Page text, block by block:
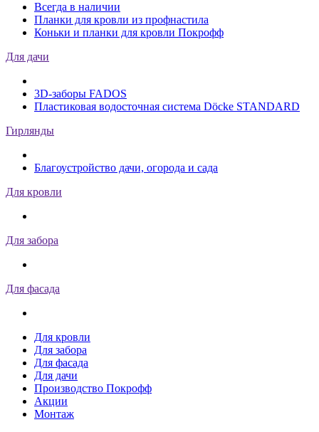
Всегда в наличии
Планки для кровли из профнастила
Коньки и планки для кровли Покрофф
Для дачи
3D-заборы FADOS
Пластиковая водосточная система Döcke STANDARD
Гирлянды
Благоустройство дачи, огорода и сада
Для кровли
Для забора
Для фасада
Для кровли
Для забора
Для фасада
Для дачи
Производство Покрофф
Акции
Монтаж